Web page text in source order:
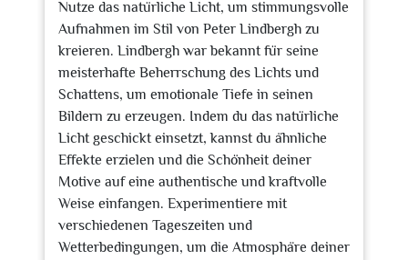
Nutze das natürliche Licht, um stimmungsvolle
Aufnahmen im Stil von Peter Lindbergh zu
kreieren. Lindbergh war bekannt für seine
meisterhafte Beherrschung des Lichts und
Schattens, um emotionale Tiefe in seinen
Bildern zu erzeugen. Indem du das natürliche
Licht geschickt einsetzt, kannst du ähnliche
Effekte erzielen und die Schönheit deiner
Motive auf eine authentische und kraftvolle
Weise einfangen. Experimentiere mit
verschiedenen Tageszeiten und
Wetterbedingungen, um die Atmosphäre deiner